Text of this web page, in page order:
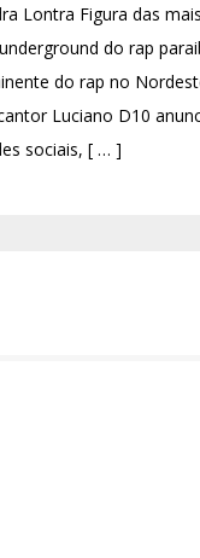
Lontra Figura das mais
do rap
do rap no
Luciano D10
sociais, [ … ]